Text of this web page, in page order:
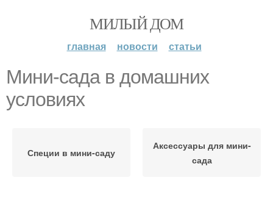
МИЛЫЙ ДОМ
главная новости статьи
Мини-сада в домашних
условиях
Специи в мини-саду
Аксессуары для мини-
сада